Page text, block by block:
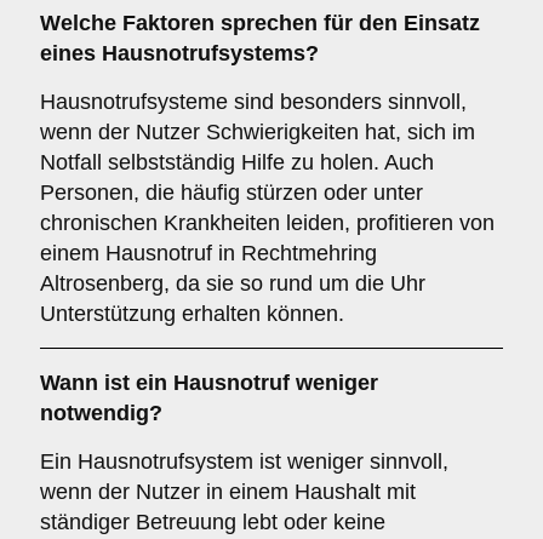
Welche Faktoren sprechen für den Einsatz
eines Hausnotrufsystems?
Hausnotrufsysteme sind besonders sinnvoll,
wenn der Nutzer Schwierigkeiten hat, sich im
Notfall selbstständig Hilfe zu holen. Auch
Personen, die häufig stürzen oder unter
chronischen Krankheiten leiden, profitieren von
einem Hausnotruf in Rechtmehring
Altrosenberg, da sie so rund um die Uhr
Unterstützung erhalten können.
Wann ist ein Hausnotruf weniger
notwendig?
Ein Hausnotrufsystem ist weniger sinnvoll,
wenn der Nutzer in einem Haushalt mit
ständiger Betreuung lebt oder keine